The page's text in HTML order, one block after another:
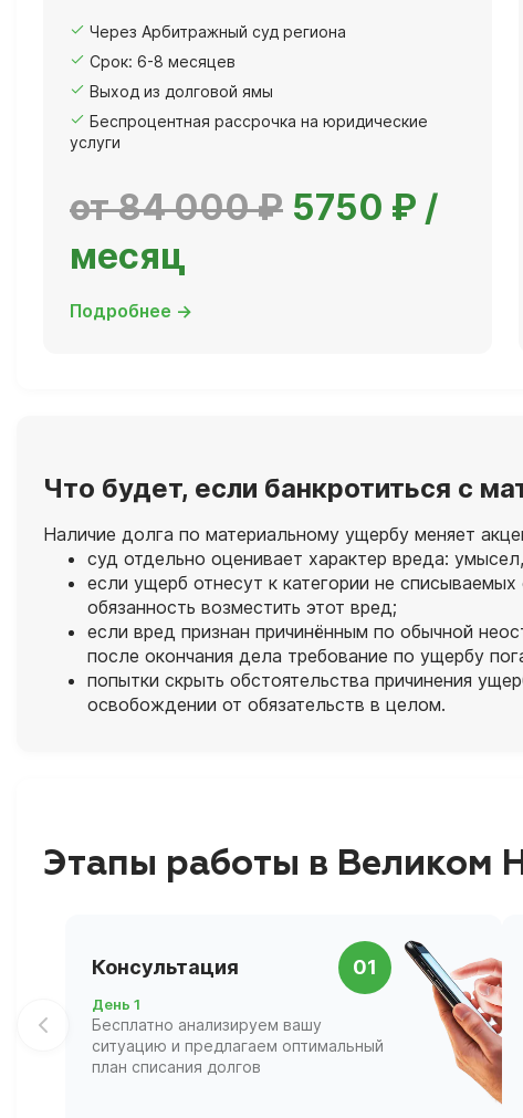
Через Арбитражный суд региона
Срок: 6-8 месяцев
Выход из долговой ямы
Беспроцентная рассрочка на юридические
услуги
от 84 000 ₽ 5750 ₽ /
месяц
Подробнее →
Что будет, если банкротиться с
Наличие долга по материальному ущербу меняет
суд отдельно оценивает характер вреда:
если ущерб отнесут к категории не
обязанность возместить этот вред;
если вред признан причинённым по обычной
после окончания дела требование по ущербу
попытки скрыть обстоятельства причинения
освобождении от обязательств в целом.
Этапы работы в Великом
Консультация 01
День 1
Бесплатно анализируем вашу
ситуацию и предлагаем оптимальный
план списания долгов